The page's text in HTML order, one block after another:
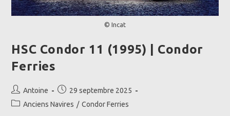
© Incat
HSC Condor 11 (1995) | Condor
Ferries
Auteur/autrice
de
Antoine
Publication
publiée :
29 septembre 2025
PostAnciens Navires / Condor Ferries